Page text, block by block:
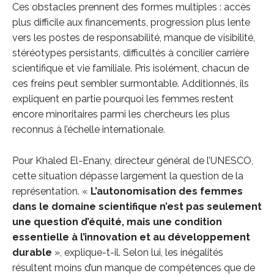
Ces obstacles prennent des formes multiples : accès
plus difficile aux financements, progression plus lente
vers les postes de responsabilité, manque de visibilité,
stéréotypes persistants, difficultés à concilier carrière
scientifique et vie familiale. Pris isolément, chacun de
ces freins peut sembler surmontable. Additionnés, ils
expliquent en partie pourquoi les femmes restent
encore minoritaires parmi les chercheurs les plus
reconnus à l’échelle internationale.
Pour Khaled El-Enany, directeur général de l’UNESCO,
cette situation dépasse largement la question de la
représentation. « L’autonomisation des femmes
dans le domaine scientifique n’est pas seulement
une question d’équité, mais une condition
essentielle à l’innovation et au développement
durable », explique-t-il. Selon lui, les inégalités
résultent moins d’un manque de compétences que de